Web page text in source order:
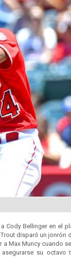
Cody Bellinger en el
disparó un jonrón
Max Muncy cuando
su